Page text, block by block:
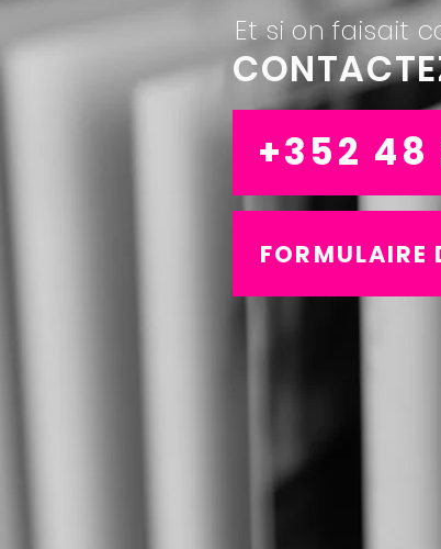
Et si on faisait
+352 48
FORMULAIRE